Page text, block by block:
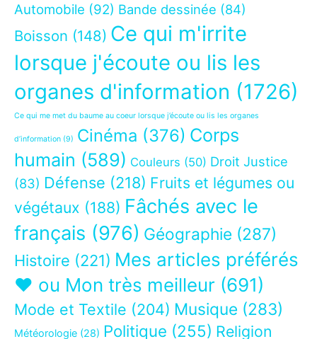
Automobile (92) Bande dessinée (84)
Boisson (148) Ce qui m'irrite
lorsque j'écoute ou lis les
organes d'information (1726)
Ce qui me met du baume au coeur lorsque j’écoute ou lis les organes
d’information (9) Cinéma (376) Corps
humain (589) Couleurs (50) Droit Justice
(83) Défense (218) Fruits et légumes ou
végétaux (188) Fâchés avec le
français (976) Géographie (287)
Histoire (221) Mes articles préférés
❤ ou Mon très meilleur (691)
Mode et Textile (204) Musique (283)
Météorologie (28) Politique (255) Religion